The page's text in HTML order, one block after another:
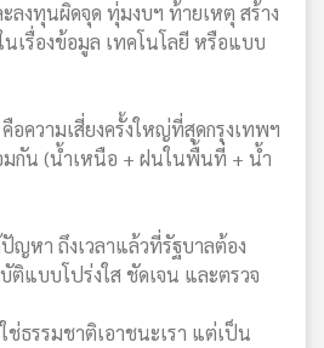
ลงทุนผิดจุด ทุ่มงบฯ ท้ายเหตุ สร้าง
เรื่องข้อมูล เทคโนโลยี หรือแบบ
อความเสี่ยงครั้งใหญ่ที่สุดกรุงเทพฯ
มกัน (น้ำเหนือ + ฝนในพื้นที่ + น้ำ
ญหา ถึงเวลาแล้วที่รัฐบาลต้อง
แบบโปร่งใส ชัดเจน และตรวจ
ช่ธรรมชาติเอาชนะเรา แต่เป็น